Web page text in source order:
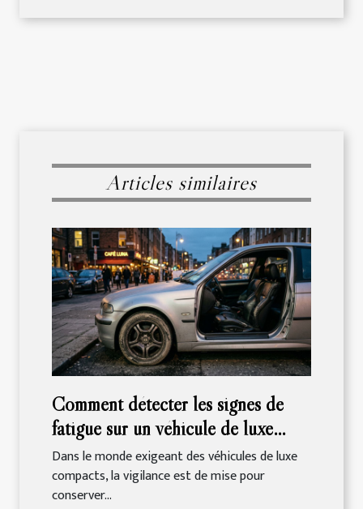
Articles similaires
Comment détecter les signes de
fatigue sur un véhicule de luxe
compact ?
Dans le monde exigeant des véhicules de luxe
compacts, la vigilance est de mise pour
conserver...